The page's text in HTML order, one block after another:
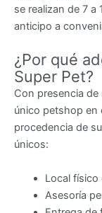
se realizan de 7
anticipo a
¿Por qué
Super Pet?
Con presencia de
único petshop en
procedencia de
únicos:
Local físico
Asesoría